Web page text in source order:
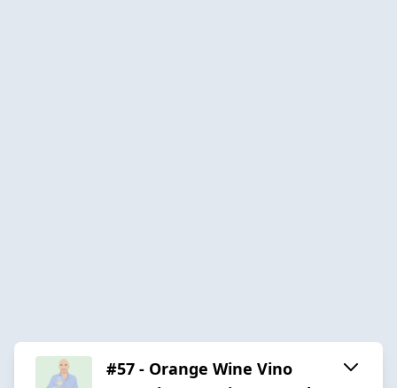
#57 - Orange Wine Vino